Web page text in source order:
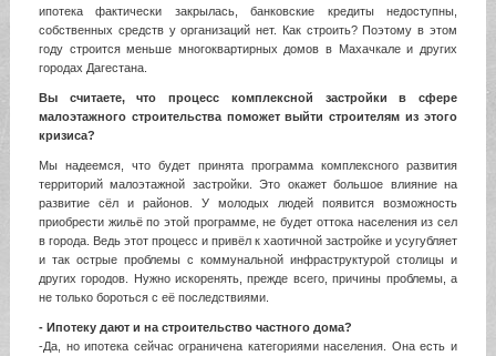
ипотека фактически закрылась, банковские кредиты недоступны,
собственных средств у организаций нет. Как строить? Поэтому в этом
году строится меньше многоквартирных домов в Махачкале и других
городах Дагестана.
Вы считаете, что процесс комплексной застройки в сфере
малоэтажного строительства поможет выйти строителям из этого
кризиса?
Мы надеемся, что будет принята программа комплексного развития
территорий малоэтажной застройки. Это окажет большое влияние на
развитие сёл и районов. У молодых людей появится возможность
приобрести жильё по этой программе, не будет оттока населения из сел
в города. Ведь этот процесс и привёл к хаотичной застройке и усугубляет
и так острые проблемы с коммунальной инфраструктурой столицы и
других городов. Нужно искоренять, прежде всего, причины проблемы, а
не только бороться с её последствиями.
- Ипотеку дают и на строительство частного дома?
-Да, но ипотека сейчас ограничена категориями населения. Она есть и